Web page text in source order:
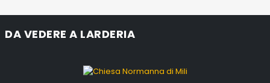
DA VEDERE A LARDERIA